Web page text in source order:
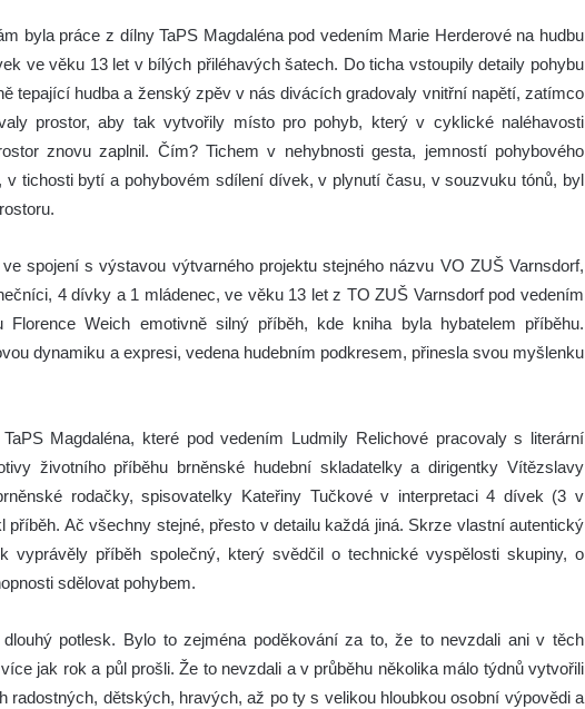
byla práce z dílny TaPS Magdaléna pod vedením Marie Herderové na hudbu
ve věku 13 let v bílých přiléhavých šatech. Do ticha vstoupily detaily pohybu
tepající hudba a ženský zpěv v nás divácích gradovaly vnitřní napětí, zatímco
prostor, aby tak vytvořily místo pro pohyb, který v cyklické naléhavosti
znovu zaplnil. Čím? Tichem v nehybnosti gesta, jemností pohybového
v tichosti bytí a pohybovém sdílení dívek, v plynutí času, v souzvuku tónů, byl
spojení s výstavou výtvarného projektu stejného názvu VO ZUŠ Varnsdorf,
4 dívky a 1 mládenec, ve věku 13 let z TO ZUŠ Varnsdorf pod vedením
Weich emotivně silný příběh, kde kniha byla hybatelem příběhu.
dynamiku a expresi, vedena hudebním podkresem, přinesla svou myšlenku
Magdaléna, které pod vedením Ludmily Relichové pracovaly s literární
životního příběhu brněnské hudební skladatelky a dirigentky Vítězslavy
rodačky, spisovatelky Kateřiny Tučkové v interpretaci 4 dívek (3 v
Ač všechny stejné, přesto v detailu každá jiná. Skrze vlastní autentický
vyprávěly příběh společný, který svědčil o technické vyspělosti skupiny, o
sdělovat pohybem.
potlesk. Bylo to zejména poděkování za to, že to nevzdali ani v těch
jak rok a půl prošli. Že to nevzdali a v průběhu několika málo týdnů vytvořili
radostných, dětských, hravých, až po ty s velikou hloubkou osobní výpovědi a